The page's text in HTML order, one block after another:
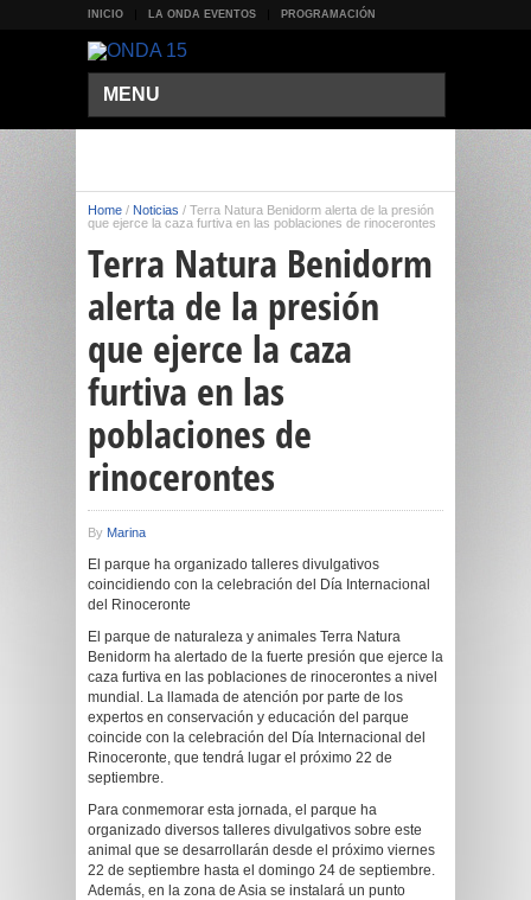
INICIO LA ONDA EVENTOS PROGRAMACIÓN
MENU
Home / Noticias / Terra Natura Benidorm alerta de la presión
que ejerce la caza furtiva en las poblaciones de rinocerontes
Terra Natura Benidorm
alerta de la presión
que ejerce la caza
furtiva en las
poblaciones de
rinocerontes
By Marina
El parque ha organizado talleres divulgativos
coincidiendo con la celebración del Día Internacional
del Rinoceronte
El parque de naturaleza y animales Terra Natura
Benidorm ha alertado de la fuerte presión que ejerce la
caza furtiva en las poblaciones de rinocerontes a nivel
mundial. La llamada de atención por parte de los
expertos en conservación y educación del parque
coincide con la celebración del Día Internacional del
Rinoceronte, que tendrá lugar el próximo 22 de
septiembre.
Para conmemorar esta jornada, el parque ha
organizado diversos talleres divulgativos sobre este
animal que se desarrollarán desde el próximo viernes
22 de septiembre hasta el domingo 24 de septiembre.
Además, en la zona de Asia se instalará un punto